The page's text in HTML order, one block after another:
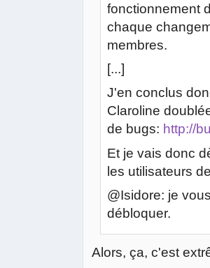
fonctionnement
chaque
membres.
[...]
J'en conclus
Claroline
de bugs: http://
Et je vais donc
les utilisateurs
@Isidore: je
débloquer.
Alors, ça, c'est